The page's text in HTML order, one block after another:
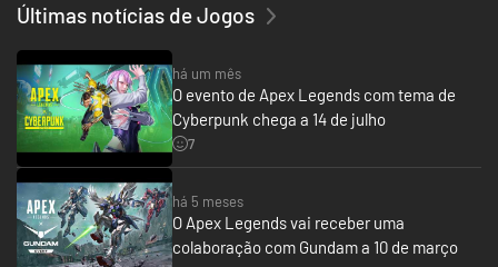
Últimas notícias de Jogos
há um mês
O evento de Apex Legends com tema de
Cyberpunk chega a 14 de julho
7
há 5 meses
O Apex Legends vai receber uma
colaboração com Gundam a 10 de março